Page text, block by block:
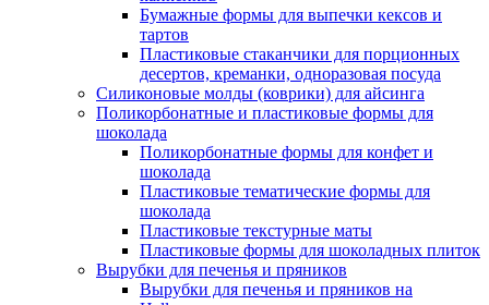
Бумажные формы для выпечки кексов и
тартов
Пластиковые стаканчики для порционных
десертов, креманки, одноразовая посуда
Силиконовые молды (коврики) для айсинга
Поликорбонатные и пластиковые формы для
шоколада
Поликорбонатные формы для конфет и
шоколада
Пластиковые тематические формы для
шоколада
Пластиковые текстурные маты
Пластиковые формы для шоколадных плиток
Вырубки для печенья и пряников
Вырубки для печенья и пряников на